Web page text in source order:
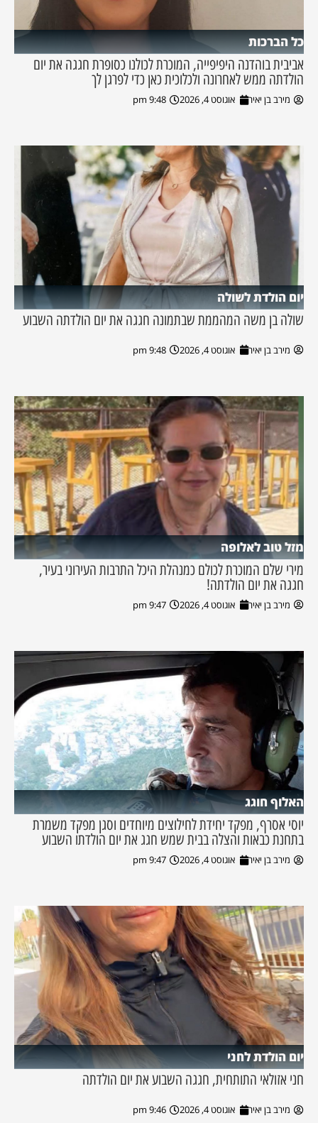
כל הברכות
אביבית בוהדנה היפיפייה, המוכרת לכולנו כסופרת חגגה את יום
הולדתה ממש לאחרונה ולכלוכית כאן כדי לפרגן לך
מירב בן יאיר אוגוסט 4, 2026 9:48 pm
יום הולדת לשולה
שולה בן משה המהממת שבתמונה חגגה את יום הולדתה השבוע
מירב בן יאיר אוגוסט 4, 2026 9:48 pm
מזל טוב לאלופה
מירי שלם המוכרת לכולם כמנהלת היכל התרבות העירוני בעיר,
חגגה את יום הולדתה!
מירב בן יאיר אוגוסט 4, 2026 9:47 pm
האלוף חוגג
יוסי אסרף, מפקד יחידת לחילוצים מיוחדים וסגן מפקד משמרת
בתחנת כבאות והצלה בבית שמש חגג את יום הולדתו השבוע
מירב בן יאיר אוגוסט 4, 2026 9:47 pm
יום הולדת לחני
חני אזולאי התותחית, חגגה השבוע את יום הולדתה
מירב בן יאיר אוגוסט 4, 2026 9:46 pm